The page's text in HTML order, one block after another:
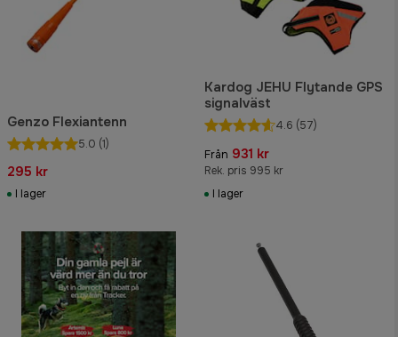
Genzo Flexiantenn
5.0 (1)
295 kr
I lager
Kardog JEHU Flytande GPS
signalväst
4.6 (57)
Från 931 kr
Rek. pris 995 kr
I lager